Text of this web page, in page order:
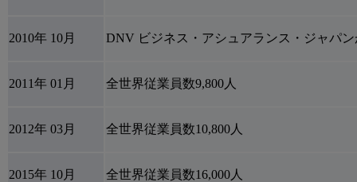
2010年 10月 DNV ビジネス・アシュアランス・ジャパ
2011年 01月 全世界従業員数9,800人
2012年 03月 全世界従業員数10,800人
2015年 10月 全世界従業員数16,000人